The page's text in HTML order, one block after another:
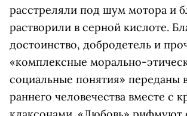
расстреляли под шум мотора и
растворили в серной кислоте.
достоинство, добродетель и
«комплексные морально-
социальные понятия» переданы
раннего человечества вместе с